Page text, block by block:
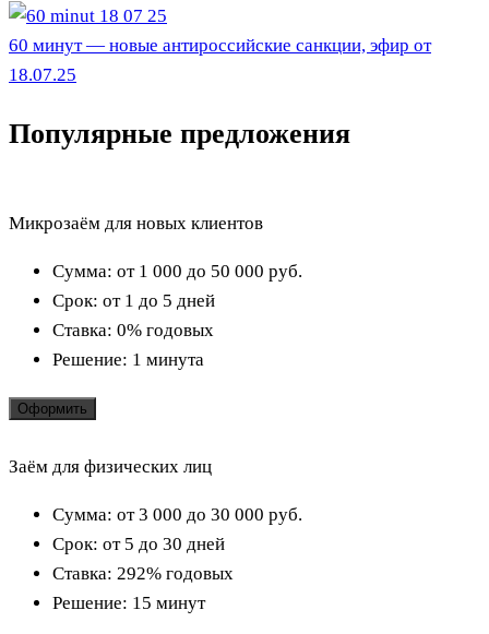
60 минут — новые антироссийские санкции, эфир от
18.07.25
Популярные предложения
Микрозаём для новых клиентов
Сумма: от 1 000 до 50 000 руб.
Срок: от 1 до 5 дней
Ставка: 0% годовых
Решение: 1 минута
Оформить
Заём для физических лиц
Сумма: от 3 000 до 30 000 руб.
Срок: от 5 до 30 дней
Ставка: 292% годовых
Решение: 15 минут